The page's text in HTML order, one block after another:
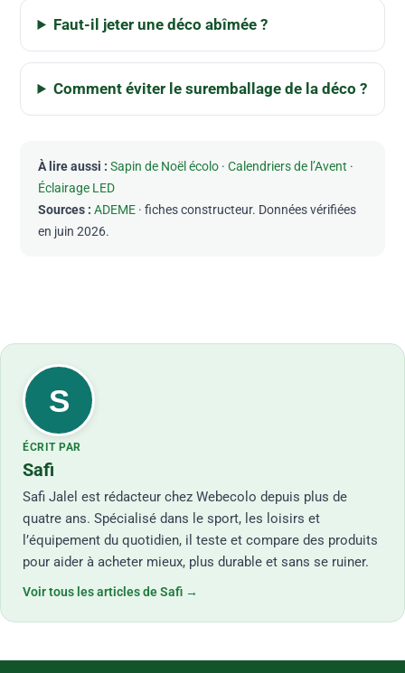
Faut-il jeter une déco abîmée ?
Comment éviter le suremballage de la déco ?
À lire aussi : Sapin de Noël écolo ·Calendriers de l’Avent ·
Éclairage LED
Sources : ADEME · fiches constructeur. Données vérifiées
en juin 2026.
S
ÉCRIT PAR
Safi
Safi Jalel est rédacteur chez Webecolo depuis plus de
quatre ans. Spécialisé dans le sport, les loisirs et
l’équipement du quotidien, il teste et compare des produits
pour aider à acheter mieux, plus durable et sans se ruiner.
Voir tous les articles de Safi →